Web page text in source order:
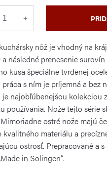
nôž je vhodný na
a následné prenesenie
kusa špeciálne tvrdenej
s ním je príjemná a bez
je najobľúbenejšou kolekciou
používania. Nože tejto série
ostré nože majú
kvalitného materiálu a
ostrosť. Prepracované a
in Solingen“.